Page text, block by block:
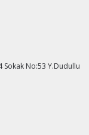
Sokak No:53 Y.Dudullu